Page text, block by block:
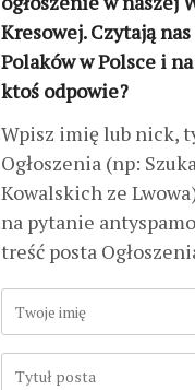
Kresowej. Czytają
Polaków w Polsce i
ktoś odpowie?
Wpisz imię lub nick,
Ogłoszenia (np:
Kowalskich ze
na pytanie
treść posta